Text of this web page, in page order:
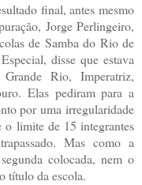
final, antes mesmo
Jorge Perlingeiro,
de Samba do Rio de
disse que estava
Rio, Imperatriz,
Elas pediram para a
por uma irregularidade
o limite de 15 integrantes
Mas como a
colocada, nem o
título da escola.